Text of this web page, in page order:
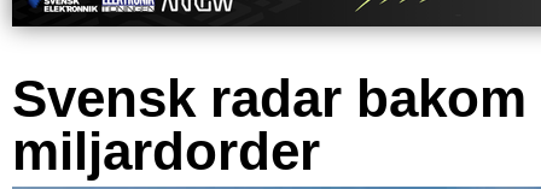
Svensk radar bakom
miljardorder